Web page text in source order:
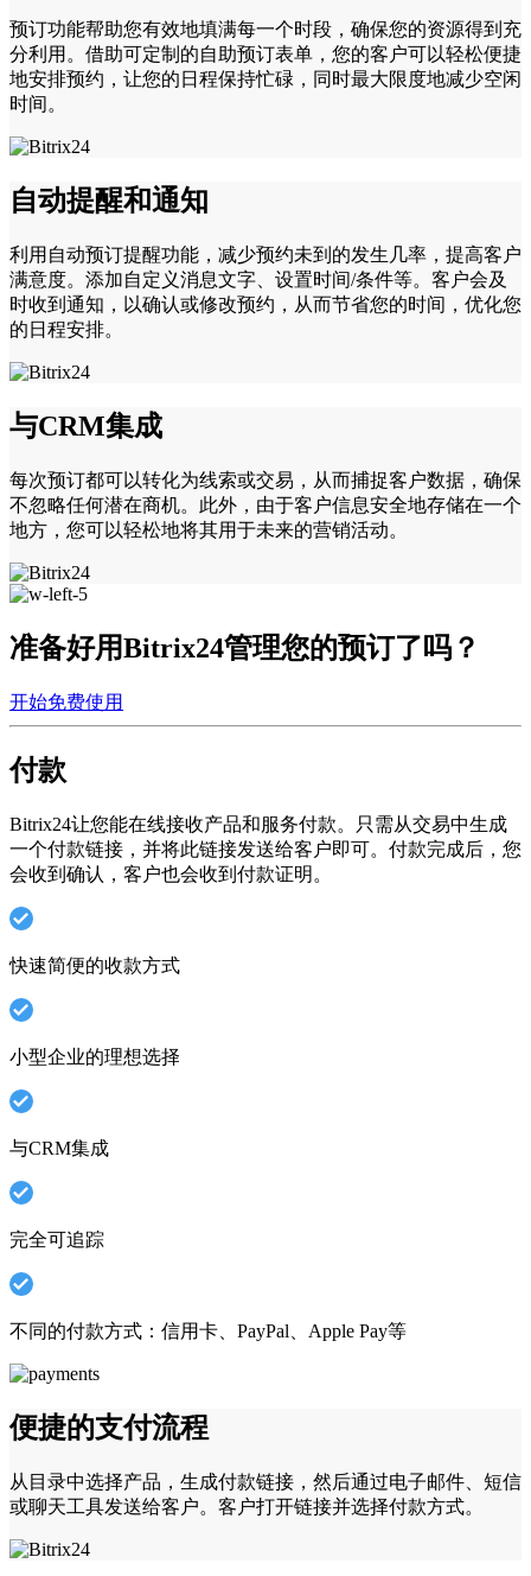
预订功能帮助您有效地填满每一个时段，确保您的资源得到充
分利用。借助可定制的自助预订表单，您的客户可以轻松便捷
地安排预约，让您的日程保持忙碌，同时最大限度地减少空闲
时间。
自动提醒和通知
利用自动预订提醒功能，减少预约未到的发生几率，提高客户
满意度。添加自定义消息文字、设置时间/条件等。客户会及
时收到通知，以确认或修改预约，从而节省您的时间，优化您
的日程安排。
与CRM集成
每次预订都可以转化为线索或交易，从而捕捉客户数据，确保
不忽略任何潜在商机。此外，由于客户信息安全地存储在一个
地方，您可以轻松地将其用于未来的营销活动。
准备好用Bitrix24管理您的预订了吗？
开始免费使用
付款
Bitrix24让您能在线接收产品和服务付款。只需从交易中生成
一个付款链接，并将此链接发送给客户即可。付款完成后，您
会收到确认，客户也会收到付款证明。
快速简便的收款方式
小型企业的理想选择
与CRM集成
完全可追踪
不同的付款方式：信用卡、PayPal、Apple Pay等
便捷的支付流程
从目录中选择产品，生成付款链接，然后通过电子邮件、短信
或聊天工具发送给客户。客户打开链接并选择付款方式。